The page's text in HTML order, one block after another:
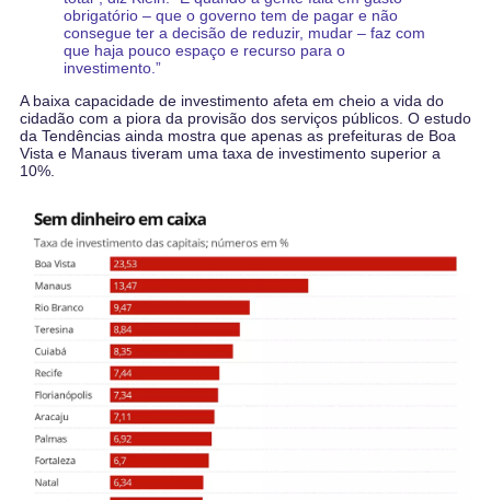
obrigatório – que o governo tem de pagar e não
consegue ter a decisão de reduzir, mudar – faz com
que haja pouco espaço e recurso para o
investimento.”
A baixa capacidade de investimento afeta em cheio a vida do
cidadão com a piora da provisão dos serviços públicos. O estudo
da Tendências ainda mostra que apenas as prefeituras de Boa
Vista e Manaus tiveram uma taxa de investimento superior a
10%.